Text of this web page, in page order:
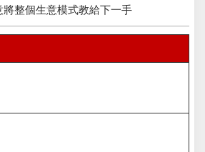
整個生意模式教給下一手